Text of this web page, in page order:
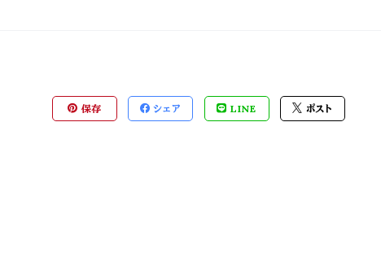
保存 シェア LINE ポスト